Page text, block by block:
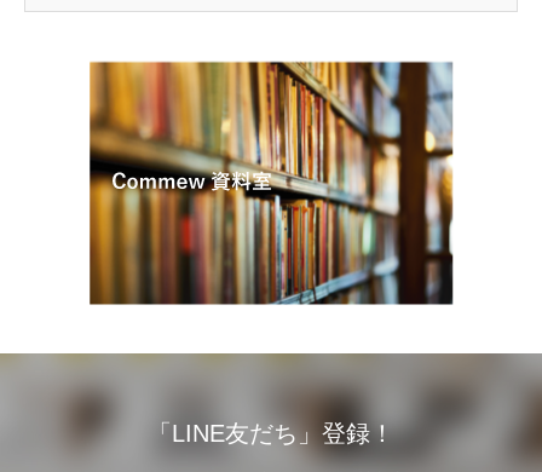
「LINE友だち」登録！